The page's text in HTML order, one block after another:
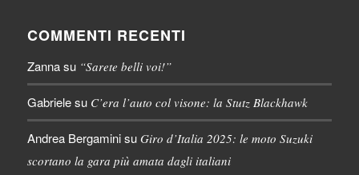
COMMENTI RECENTI
Zannasu “Sarete belli voi!”
Gabrielesu C’era l’auto col visone: la Stutz Blackhawk
Andrea Bergaminisu Giro d’Italia 2025: le moto Suzuki
scortano la gara più amata dagli italiani